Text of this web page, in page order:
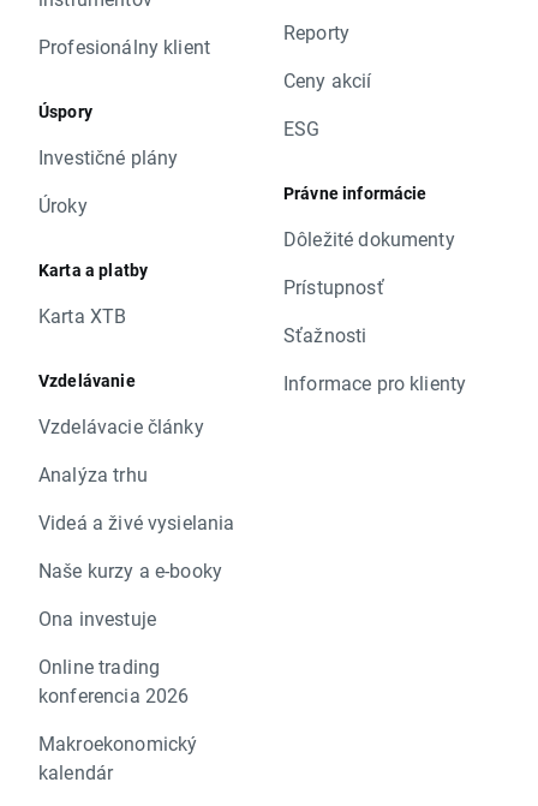
Profesionálny klient
Úspory
Investičné plány
Úroky
Karta a platby
Karta XTB
Vzdelávanie
Vzdelávacie články
Analýza trhu
Videá a živé vysielania
Naše kurzy a e-booky
Ona investuje
Online trading
konferencia 2026
Makroekonomický
kalendár
Reporty
Ceny akcií
ESG
Právne informácie
Dôležité dokumenty
Prístupnosť
Sťažnosti
Informace pro klienty